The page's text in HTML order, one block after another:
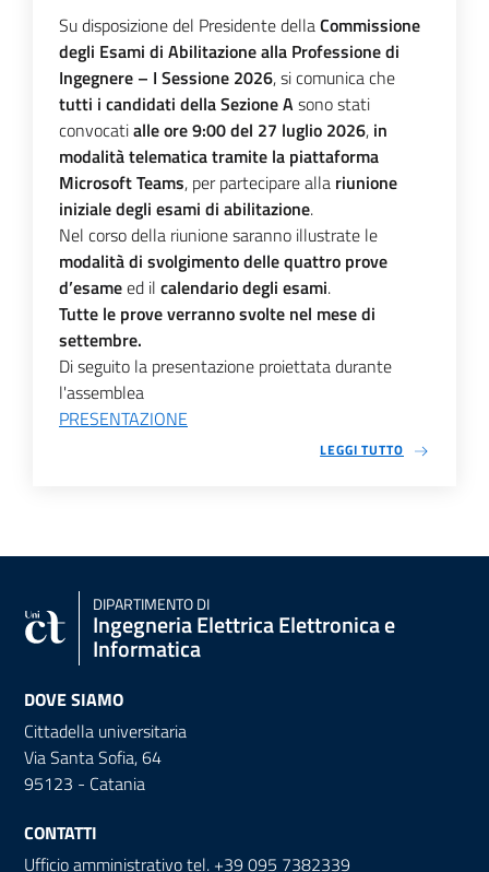
Su disposizione del Presidente dellaCommissione
degli Esami di Abilitazione alla Professione di
Ingegnere – I Sessione 2026, si comunica che
tutti i candidati della Sezione Asono stati
convocatialle ore 9:00 del 27 luglio 2026, in
modalità telematica tramite la piattaforma
Microsoft Teams, per partecipare alla riunione
iniziale degli esami di abilitazione.
Nel corso della riunione saranno illustrate le
modalità di svolgimento delle quattro prove
d’esameed il calendario degli esami.
Tutte le prove verranno svolte nel mese di
settembre.
Di seguito la presentazione proiettata durante
l'assemblea
PRESENTAZIONE
LEGGI TUTTO
DIPARTIMENTO DI
Ingegneria Elettrica Elettronica e
Informatica
DOVE SIAMO
Cittadella universitaria
Via Santa Sofia, 64
95123 - Catania
CONTATTI
Ufficio amministrativo tel. +39 095 7382339